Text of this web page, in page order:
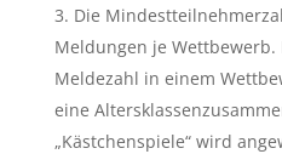
Die
Meldungen je
Meldezahl in einem
eine
„Kästchenspiele“ wird